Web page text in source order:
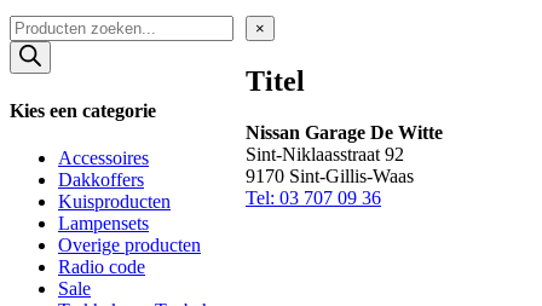
is:
Products
search
Kies een categorie
Accessoires
Dakkoffers
Kuisproducten
Lampensets
Overige producten
Radio code
Sale
Close
product
view
×
Titel
Nissan Garage De Witte
Sint-Niklaasstraat 92
9170 Sint-Gillis-Waas
Tel: 03 707 09 36